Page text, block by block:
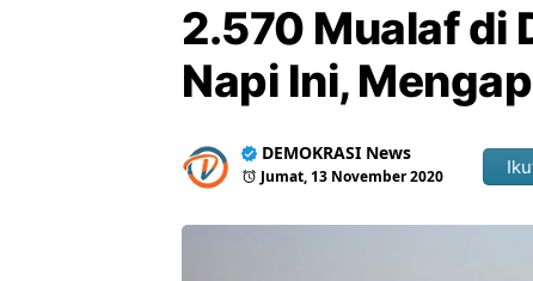
2.570 Mualaf di
Napi Ini,
DEMOKRASI News
Jumat, 13 November 2020